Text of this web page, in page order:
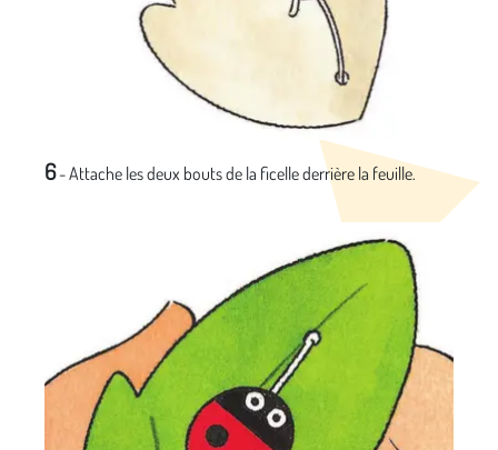
6- Attache les deux bouts de la ficelle derrière la feuille.